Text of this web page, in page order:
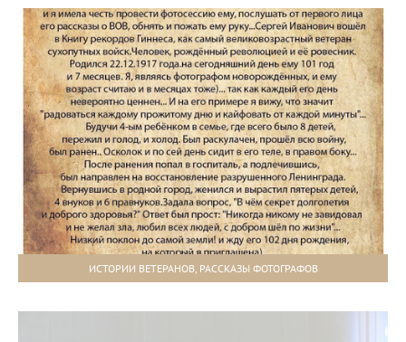
ИСТОРИИ ВЕТЕРАНОВ, РАССКАЗЫ ФОТОГРАФОВ